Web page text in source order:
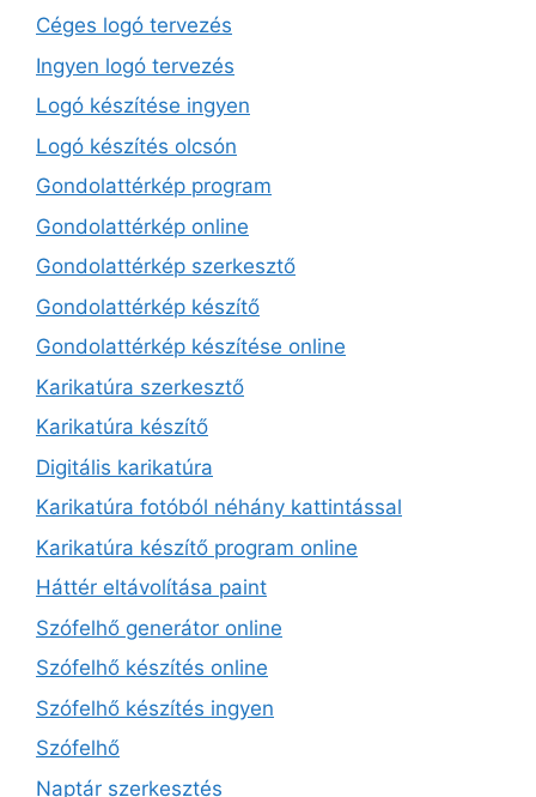
Céges logó tervezés
Ingyen logó tervezés
Logó készítése ingyen
Logó készítés olcsón
Gondolattérkép program
Gondolattérkép online
Gondolattérkép szerkesztő
Gondolattérkép készítő
Gondolattérkép készítése online
Karikatúra szerkesztő
Karikatúra készítő
Digitális karikatúra
Karikatúra fotóból néhány kattintással
Karikatúra készítő program online
Háttér eltávolítása paint
Szófelhő generátor online
Szófelhő készítés online
Szófelhő készítés ingyen
Szófelhő
Naptár szerkesztés